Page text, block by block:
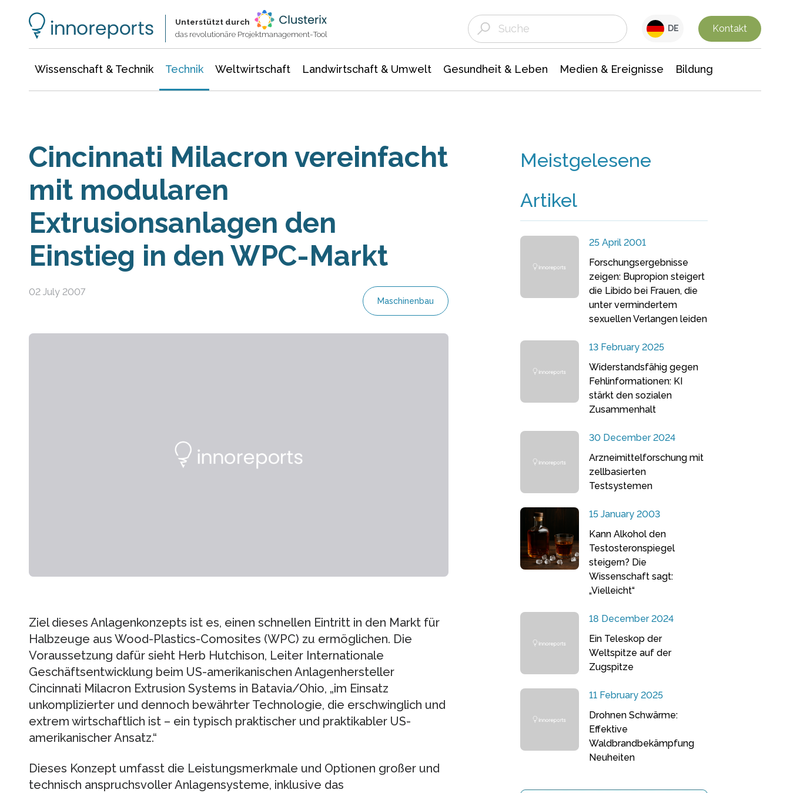
Unterstützt durch
das revolutionäre Projektmanagement-Tool
DE Kontakt
Wissenschaft & Technik Technik Weltwirtschaft Landwirtschaft & Umwelt Gesundheit & Leben Medien & Ereignisse Bildung
Cincinnati Milacron vereinfacht
mit modularen
Extrusionsanlagen den
Einstieg in den WPC-Markt
02 July 2007
Maschinenbau
Ziel dieses Anlagenkonzepts ist es, einen schnellen Eintritt in den Markt für
Halbzeuge aus Wood-Plastics-Comosites (WPC) zu ermöglichen. Die
Voraussetzung dafür sieht Herb Hutchison, Leiter Internationale
Geschäftsentwicklung beim US-amerikanischen Anlagenhersteller
Cincinnati Milacron Extrusion Systems in Batavia/Ohio, „im Einsatz
unkomplizierter und dennoch bewährter Technologie, die erschwinglich und
extrem wirtschaftlich ist – ein typisch praktischer und praktikabler US-
amerikanischer Ansatz.“
Dieses Konzept umfasst die Leistungsmerkmale und Optionen großer und
technisch anspruchsvoller Anlagensysteme, inklusive das
Meistgelesene
Artikel
25 April 2001
Forschungsergebnisse
zeigen: Bupropion steigert
die Libido bei Frauen, die
unter vermindertem
sexuellen Verlangen leiden
13 February 2025
Widerstandsfähig gegen
Fehlinformationen: KI
stärkt den sozialen
Zusammenhalt
30 December 2024
Arzneimittelforschung mit
zellbasierten
Testsystemen
15 January 2003
Kann Alkohol den
Testosteronspiegel
steigern? Die
Wissenschaft sagt:
„Vielleicht“
18 December 2024
Ein Teleskop der
Weltspitze auf der
Zugspitze
11 February 2025
Drohnen Schwärme:
Effektive
Waldbrandbekämpfung
Neuheiten